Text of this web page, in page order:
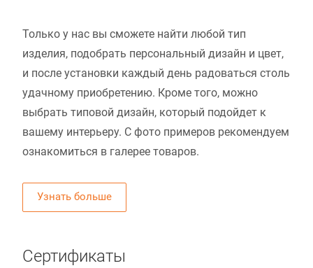
Только у нас вы сможете найти любой тип
изделия, подобрать персональный дизайн и цвет,
и после установки каждый день радоваться столь
удачному приобретению. Кроме того, можно
выбрать типовой дизайн, который подойдет к
вашему интерьеру. С фото примеров рекомендуем
ознакомиться в галерее товаров.
Узнать больше
Сертификаты